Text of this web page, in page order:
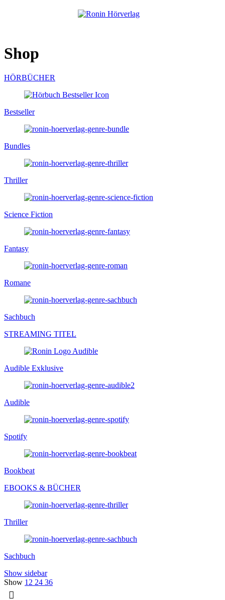
Shop
HÖRBÜCHER
Bestseller
Bundles
Thriller
Science Fiction
Fantasy
Romane
Sachbuch
STREAMING TITEL
Audible Exklusive
Audible
Spotify
Bookbeat
EBOOKS & BÜCHER
Thriller
Sachbuch
Show sidebar
Show 12 24 36